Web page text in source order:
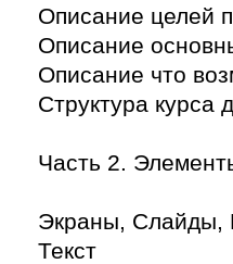
Описание целей
Описание
Описание что
Структура курса
Часть 2.
Экраны, Слайды,
Текст